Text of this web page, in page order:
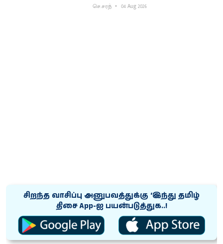
செ.சரத் 04 Aug 2026
சிறந்த வாசிப்பு அனுபவத்துக்கு ‘இந்து தமிழ்
திசை App-ஐ பயன்படுத்துக..!